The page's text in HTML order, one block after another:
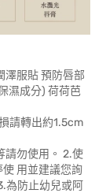
澤服貼 預防唇部
濕成分) 荷荷芭
請轉出約1.5cm
請勿使用。 2.使
用並建議您詢
為防止幼兒或阿